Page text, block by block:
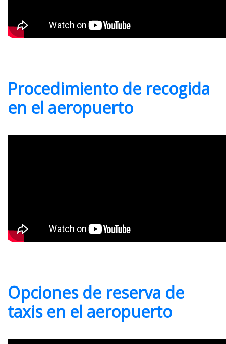
Procedimiento de recogida
en el aeropuerto
Opciones de reserva de
taxis en el aeropuerto